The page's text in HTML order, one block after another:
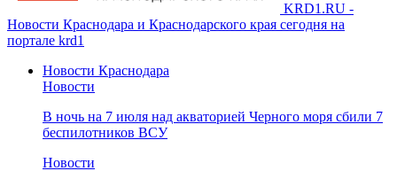
KRD1.RU -
Новости Краснодара и Краснодарского края сегодня на
портале krd1
Новости Краснодара
Новости
В ночь на 7 июля над акваторией Черного моря сбили 7
беспилотников ВСУ
Новости